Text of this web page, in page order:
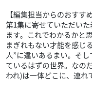
【編集担当からのおすす
第1集に寄せていただい
ます。これでわかるかと
まぎれもない才能を感じ
人”に違いあるまい。そ
ているはずの世界。なの
われ)は一体どこに、連れ